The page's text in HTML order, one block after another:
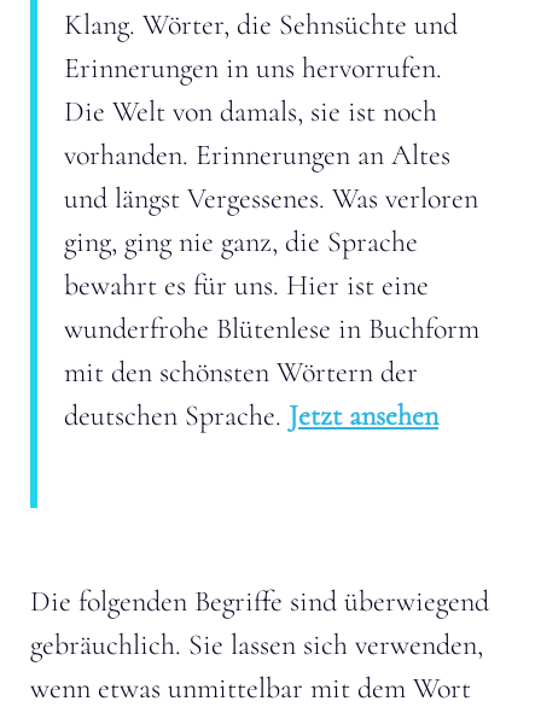
Klang. Wörter, die Sehnsüchte und
Erinnerungen in uns hervorrufen.
Die Welt von damals, sie ist noch
vorhanden. Erinnerungen an Altes
und längst Vergessenes. Was verloren
ging, ging nie ganz, die Sprache
bewahrt es für uns. Hier ist eine
wunderfrohe Blütenlese in Buchform
mit den schönsten Wörtern der
deutschen Sprache. Jetzt ansehen
Die folgenden Begriffe sind überwiegend
gebräuchlich. Sie lassen sich verwenden,
wenn etwas unmittelbar mit dem Wort